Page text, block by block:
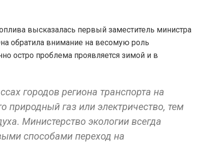
высказалась первый заместитель министра
обратила внимание на весомую роль
остро проблема проявляется зимой и в
городов региона транспорта на
природный газ или электричество, тем
Министерство экологии всегда
способами переход на